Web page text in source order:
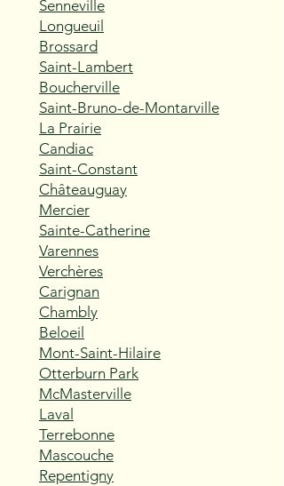
Senneville
Longueuil
Brossard
Saint-Lambert
Boucherville
Saint-Bruno-de-Montarville
La Prairie
Candiac
Saint-Constant
Châteauguay
Mercier
Sainte-Catherine
Varennes
Verchères
Carignan
Chambly
Beloeil
Mont-Saint-Hilaire
Otterburn Park
McMasterville
Laval
Terrebonne
Mascouche
Repentigny